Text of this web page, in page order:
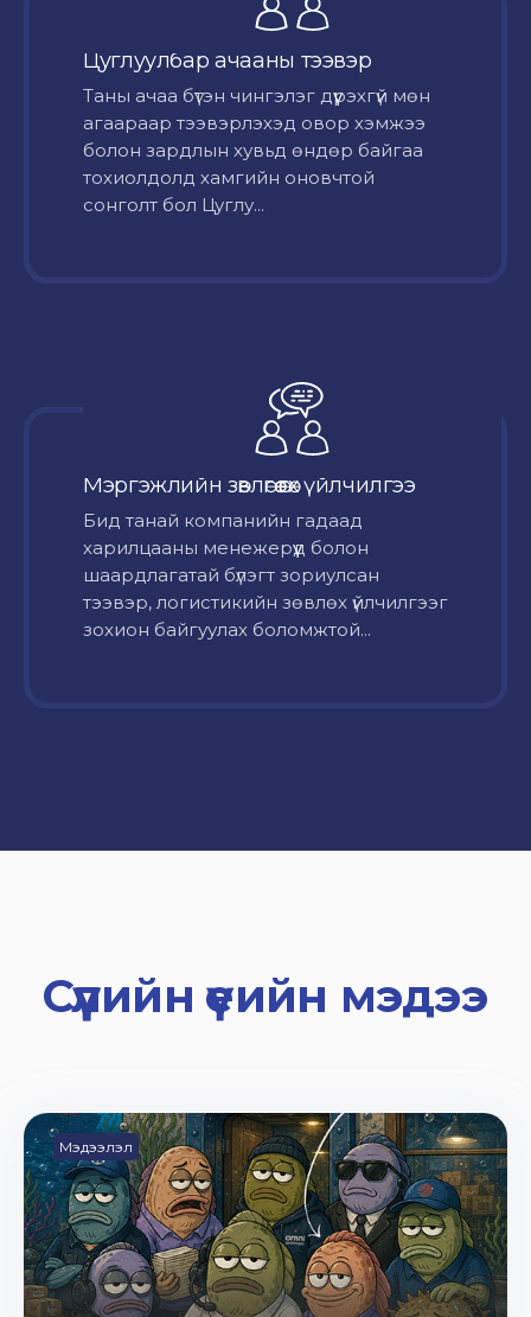
Цуглуулбар ачааны тээвэр
Таны ачаа бүтэн чингэлэг дүүрэхгүй мөн
агаараар тээвэрлэхэд овор хэмжээ
болон зардлын хувьд өндөр байгаа
тохиолдолд хамгийн оновчтой
сонголт бол Цуглу...
Мэргэжлийн зөвлөгөө өгөх үйлчилгээ
Бид танай компанийн гадаад
харилцааны менежерүүд болон
шаардлагатай бүлэгт зориулсан
тээвэр, логистикийн зөвлөх үйлчилгээг
зохион байгуулах боломжтой...
Сүүлийн үеийн мэдээ
Мэдээлэл